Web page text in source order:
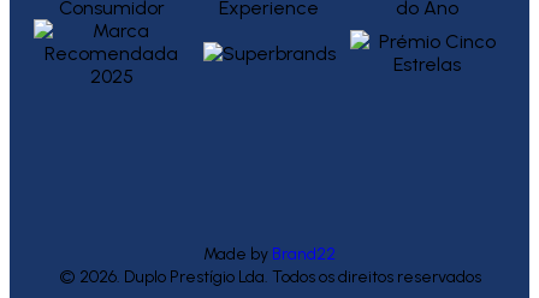
Made by Brand22
© 2026. Duplo Prestígio Lda. Todos os direitos reservados